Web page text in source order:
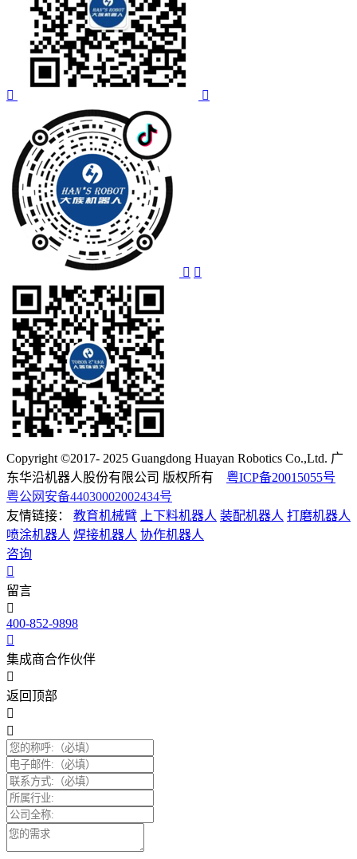
Copyright ©2017- 2025 Guangdong Huayan Robotics Co.,Ltd. 广
东华沿机器人股份有限公司 版权所有 粤ICP备20015055号
粤公网安备44030002002434号
友情链接：
教育机械臂 上下料机器人 装配机器人 打磨机器人
喷涂机器人 焊接机器人 协作机器人
咨询
留言
400-852-9898
集成商合作伙伴
返回顶部